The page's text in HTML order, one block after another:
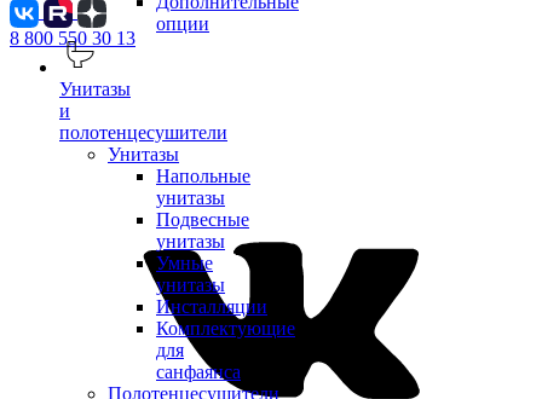
опции
Унитазы
и
полотенцесушители
Унитазы
Напольные
унитазы
Подвесные
унитазы
Умные
унитазы
Инсталляции
Комплектующие
для
санфаянса
Полотенцесушители
8 800 550 30 13